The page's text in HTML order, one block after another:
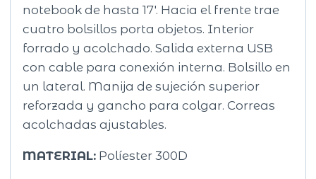
notebook de hasta 17′. Hacia el frente trae
cuatro bolsillos porta objetos. Interior
forrado y acolchado. Salida externa USB
con cable para conexión interna. Bolsillo en
un lateral. Manija de sujeción superior
reforzada y gancho para colgar. Correas
acolchadas ajustables.
MATERIAL: Políester 300D